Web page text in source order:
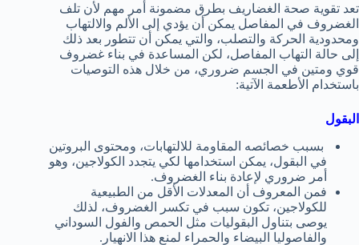
تعد تقوية صحة الغضاريف بطرق مضمونة أمر مهم لأن تلف
الغضروف في المفاصل يمكن أن يؤدي إلى الألم والالتهاب
ومحدودية الحركة والتصلب، والتي يمكن أن تتطور بعد ذلك
إلى حالة التهاب المفاصل، لكن المساعدة في بناء غضروف
قوي ومتين في الجسم ضروري، من خلال هذه التوصيات
باستخدام الأطعمة الآتية:
البقول
بسبب خصائصه المقاومة للالتهابات، ومحتوى البروتين
في البقول، يمكن استخدامها لكي يتجدد الكولاجين، وهو
أمر ضروري لإعادة بناء الغضروف.
فمن المعروف أن المعدلات الأقل من الطبيعية
للكولاجين، تكون سبب في تكسر الغضروف، لذلك
يوصى بتناول البقوليات مثل الحمص والفول السوداني
والفاصوليا البيضاء والحمراء لمنع هذا الانهيار.